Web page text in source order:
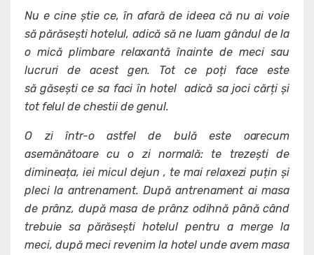
Nu e cine știe ce, în afară de ideea că nu ai voie
să părăsești hotelul, adică să ne luam gândul de la
o mică plimbare relaxantă înainte de meci sau
lucruri de acest gen. Tot ce poți face este
să găsești ce sa faci în hotel adică sa joci cărți și
tot felul de chestii de genul.
O zi într-o astfel de bulă este oarecum
asemănătoare cu o zi normală: te trezești de
dimineața, iei micul dejun , te mai relaxezi puțin și
pleci la antrenament. După antrenament ai masa
de prânz, după masa de prânz odihnă până când
trebuie sa părăsești hotelul pentru a merge la
meci, după meci revenim la hotel unde avem masa